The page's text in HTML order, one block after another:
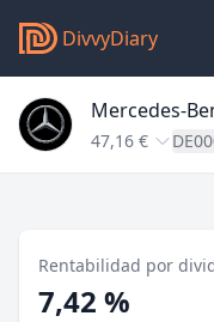
DivvyDiary
Mercedes-
47,16 €
Rentabilidad por
7,42 %